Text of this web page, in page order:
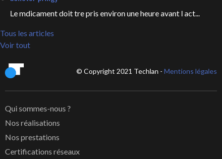
Le mdicament doit tre pris environ une heure avant l act...
Tous les articles
Voir tout
© Copyright 2021 Techlan - Mentions légales
Qui sommes-nous ?
Nos réalisations
Nos prestations
Certifications réseaux